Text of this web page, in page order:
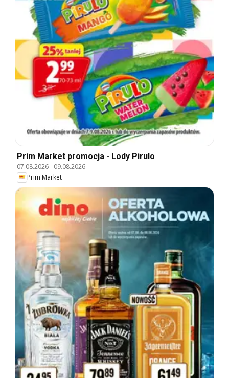
Prim Market promocja - Lody Pirulo
07.08.2026- 09.08.2026
Prim Market